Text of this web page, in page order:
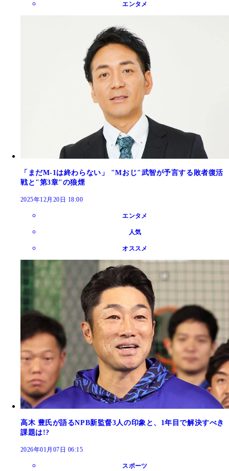
エンタメ
「まだM-1は終わらない」 "Mおじ"武智が予言する敗者復活
戦と"第3章"の狼煙
2025年12月20日 18:00
エンタメ
人気
オススメ
高木 豊氏が語るNPB新監督3人の印象と、1年目で解決すべき
課題は!?
2026年01月07日 06:15
スポーツ